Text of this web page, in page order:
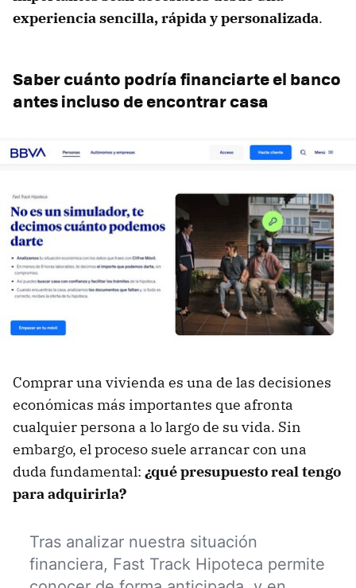
experiencia sencilla, rápida y personalizada.
Saber cuánto podría financiarte el banco
antes incluso de encontrar casa
Comprar una vivienda es una de las decisiones
económicas más importantes que afronta
cualquier persona a lo largo de su vida. Sin
embargo, el proceso suele arrancar con una
duda fundamental: ¿qué presupuesto real tengo
para adquirirla?
Tras analizar nuestra situación
financiera, Fast Track Hipoteca permite